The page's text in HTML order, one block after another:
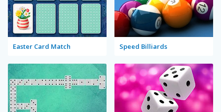
Easter Card Match Speed Billiards